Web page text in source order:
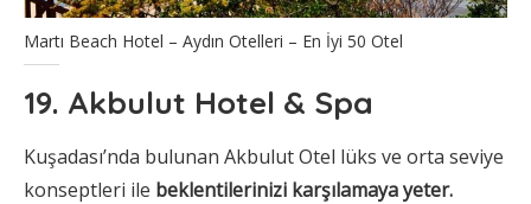
Martı Beach Hotel – Aydın Otelleri – En İyi 50 Otel
19. Akbulut Hotel & Spa
Kuşadası’nda bulunan Akbulut Otel lüks ve orta seviye
konseptleri ile beklentilerinizi karşılamaya yeter.